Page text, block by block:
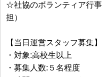
☆社協のボランティア行
担）
【当日運営スタッフ募集】
・対象:高校生以上
・募集人数:５名程度